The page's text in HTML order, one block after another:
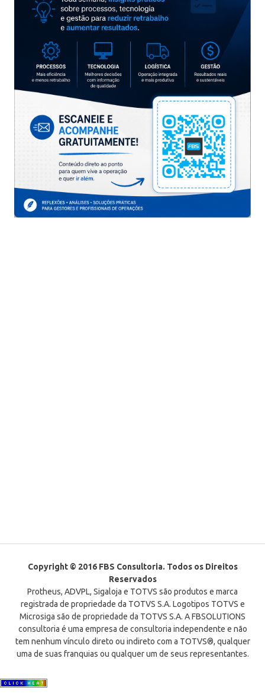
Copyright © 2016 FBS Consultoria. Todos os Direitos
Reservados
Protheus, ADVPL, Sigaloja e TOTVS são produtos e marca
registrada de propriedade da TOTVS S.A. Logotipos TOTVS e
Microsiga são de propriedade da TOTVS S.A. A FBSOLUTIONS
consultoria é uma empresa de consultoria independente e não
tem nenhum vínculo direto ou indireto com a TOTVS®, qualquer
uma de suas franquias ou qualquer um de seus representantes.